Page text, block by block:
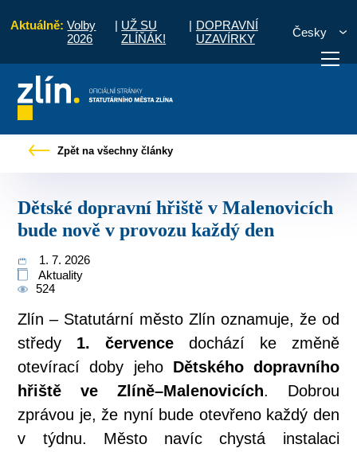
Aktuálně: Volby
2026
| UŽ SU
ZLÍŇÁK!
| DOPRAVNÍ
UZAVÍRKY
Česky
vyřídit Potřebuji zaplatit
Zpět na všechny články
Dětské dopravní hřiště v Malenovicích
bude nově v provozu každý den
1. 7. 2026
Aktuality
524
Zlín – Statutární město Zlín oznamuje, že od
středy 1. července dochází ke změně
otevírací doby jeho Dětského dopravního
hřiště ve Zlíně–Malenovicích. Dobrou
zprávou je, že nyní bude otevřeno každý den
v týdnu. Město navíc chystá instalaci